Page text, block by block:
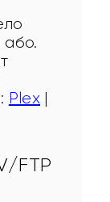
або.
Plex |
FTP